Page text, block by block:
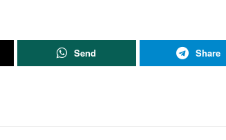
Send Share